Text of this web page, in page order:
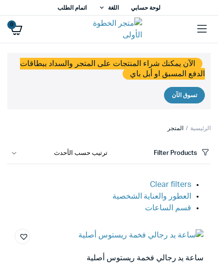
لوحة حسابي اللغة اتمام الطلب
0
الآن يمكنك شراء المنتجات على المتجر والسداد ببطاقات
الدفع المسبق او أبل باي
تسوق الآن
الرئيسية المتجر
Filter Products
Clear filters
العطور والعناية الشخصية
قسم الساعات
ساعة يد رجالي فخمة ريستوس أصلية